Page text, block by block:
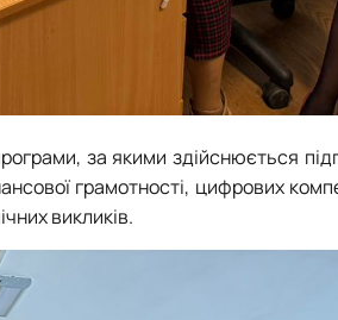
за якими здійснюється
грамотності, цифрових
викликів.